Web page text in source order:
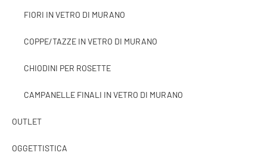
FIORI IN VETRO DI MURANO
COPPE/TAZZE IN VETRO DI MURANO
CHIODINI PER ROSETTE
CAMPANELLE FINALI IN VETRO DI MURANO
OUTLET
OGGETTISTICA